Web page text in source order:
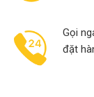
Gọi
đặt